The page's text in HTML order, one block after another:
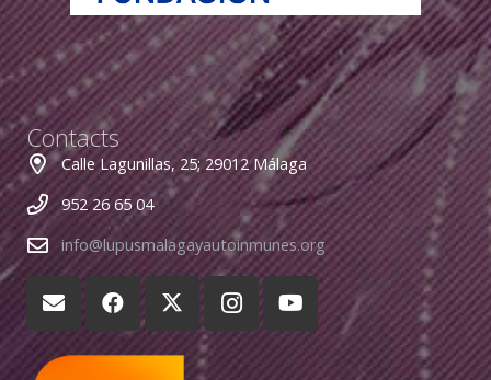
Contacts
Calle Lagunillas, 25; 29012 Málaga
952 26 65 04
info@lupusmalagayautoinmunes.org